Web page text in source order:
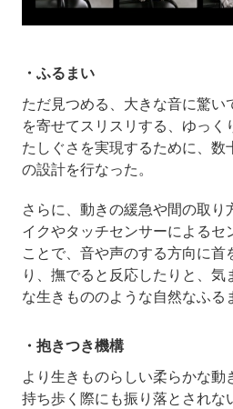
・ふるまい
ただ見つめる、大きな音に驚い
を寄せてスリスリする、ゆっ
たしぐさを実現するために、数
の設計を行なった。
さらに、動きの緩急や間の取り
イクやタッチセンサーによるセ
ことで、音や声のする方向に首
り、撫でると反応したりと、気
な生きもののような自然なふ
・抱きつき機構
より生きものらしい柔らかな動
持ち歩く際にも振り落とされな